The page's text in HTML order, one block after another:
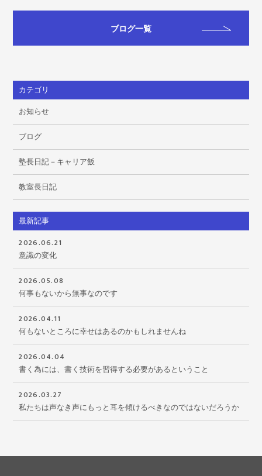
ブログ一覧
カテゴリ
お知らせ
ブログ
塾長日記－キャリア飯
教室長日記
最新記事
2026.06.21
意識の変化
2026.05.08
何事もないから無事なのです
2026.04.11
何もないところに幸せはあるのかもしれませんね
2026.04.04
書く為には、書く技術を習得する必要があるということ
2026.03.27
私たちは声なき声にもっと耳を傾けるべきなのではないだろうか